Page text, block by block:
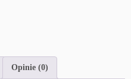
Opinie (0)